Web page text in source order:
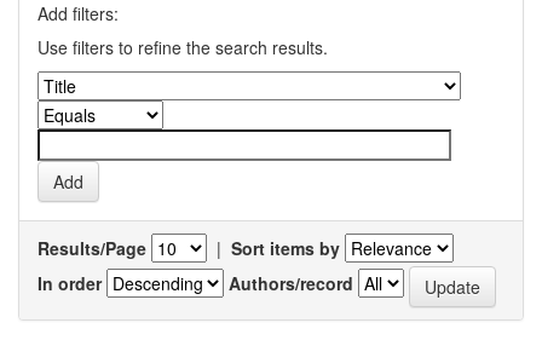
Add filters:
Use filters to refine the search results.
Results/Page | Sort items by
In order
Authors/record